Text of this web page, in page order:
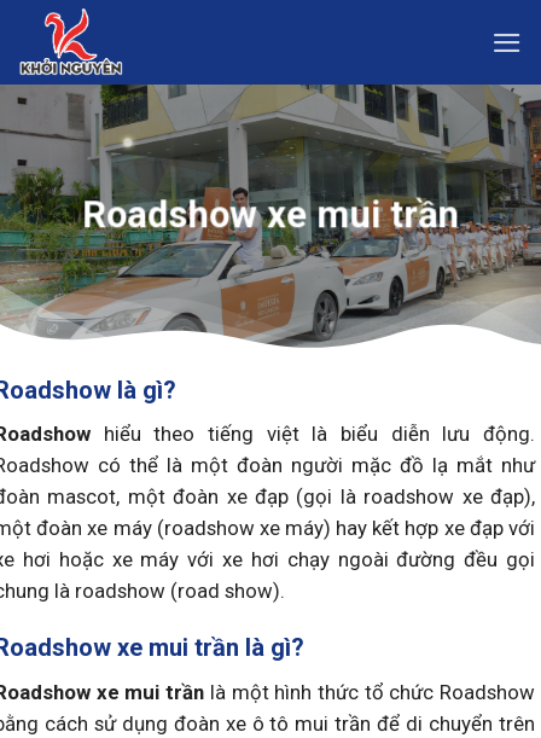
content
Roadshow xe mui trần
là gì?
hiểu theo tiếng việt là biểu diễn lưu động.
có thể là một đoàn người mặc đồ lạ mắt như
mascot, một đoàn xe đạp (gọi là roadshow xe đạp),
đoàn xe máy (roadshow xe máy) hay kết hợp xe đạp với
hơi hoặc xe máy với xe hơi chạy ngoài đường đều gọi
là roadshow (road show).
xe mui trần là gì?
xe mui trần là một hình thức tổ chức Roadshow
cách sử dụng đoàn xe ô tô mui trần để di chuyển trên